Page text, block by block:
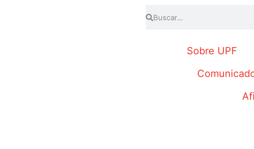
Sobre UPF